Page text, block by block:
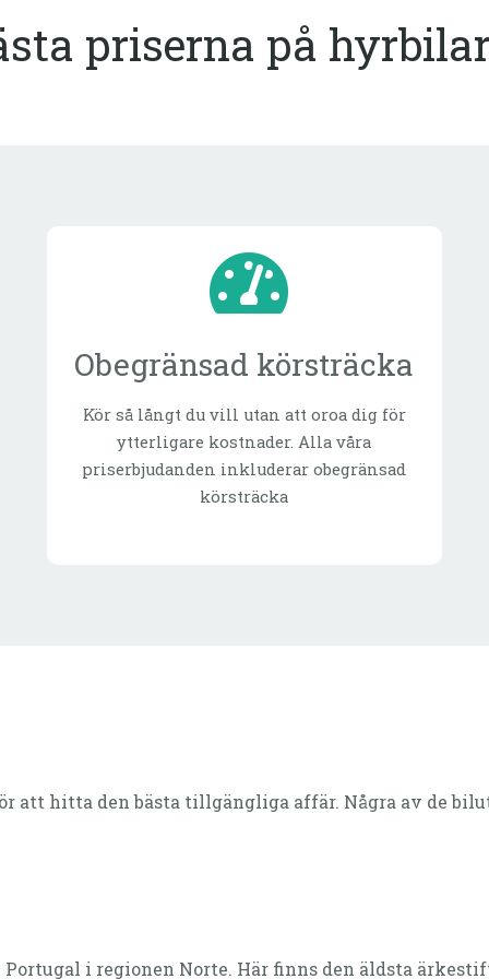
priserna på
Obegränsad körsträcka
Kör så långt du vill utan att oroa dig för
ytterligare kostnader. Alla våra
priserbjudanden inkluderar obegränsad
körsträcka
att hitta den bästa tillgängliga affär. Några av de
i regionen Norte. Här finns den äldsta